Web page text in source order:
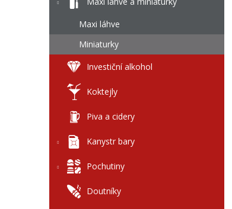
Maxi láhve
Miniaturky
Investiční alkohol
Koktejly
Piva a cidery
Kanystr bary
Pochutiny
Doutníky